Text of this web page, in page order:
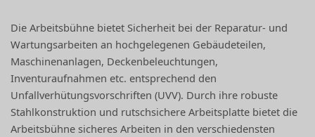
Die Arbeitsbühne bietet Sicherheit bei der Reparatur- und
Wartungsarbeiten an hochgelegenen Gebäudeteilen,
Maschinenanlagen, Deckenbeleuchtungen,
Inventuraufnahmen etc. entsprechend den
Unfallverhütungsvorschriften (UVV). Durch ihre robuste
Stahlkonstruktion und rutschsichere Arbeitsplatte bietet die
Arbeitsbühne sicheres Arbeiten in den verschiedensten